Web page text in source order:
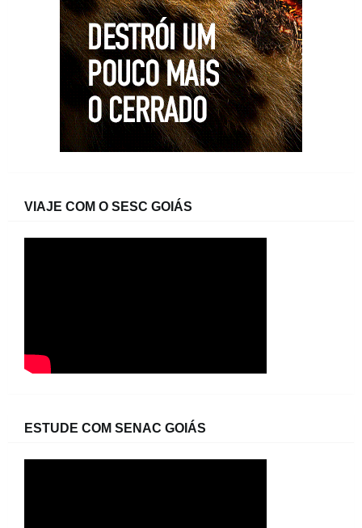
VIAJE COM O SESC GOIÁS
ESTUDE COM SENAC GOIÁS